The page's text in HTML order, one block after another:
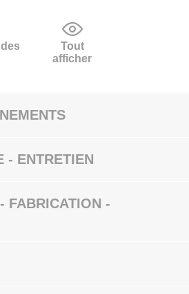
Tout
afficher
- ENTRETIEN
FABRICATION -